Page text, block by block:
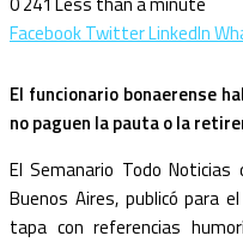
FacebookTwitterLinkedIn
El funcionario bonaerense
no paguen la pauta o la
El Semanario Todo Noticias
Buenos Aires, publicó para
tapa con referencias